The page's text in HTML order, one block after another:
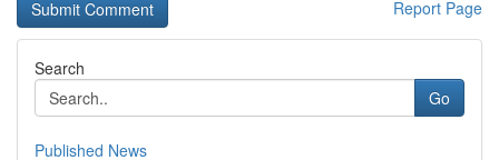
Report Page
Search
Go
Published News